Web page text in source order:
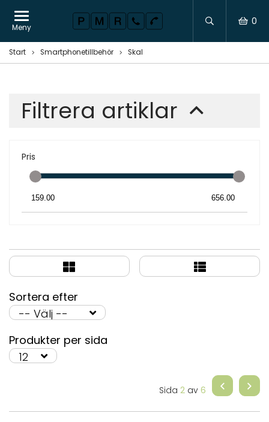
Start Smartphonetillbehör Skal
Filtrera artiklar
Pris
Sortera efter
Produkter per sida
Sida 2 av 6
Meny
0